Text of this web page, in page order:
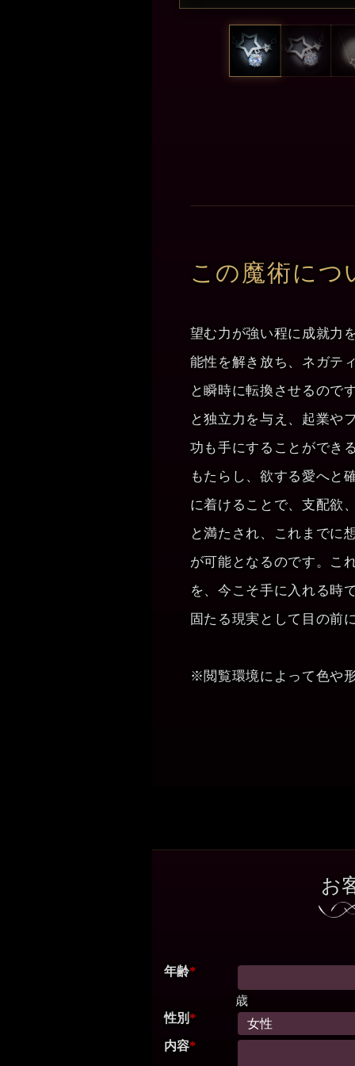
この魔術につ
望む力が強い程に成就力
能性を解き放ち、ネガテ
と瞬時に転換させるので
と独立力を与え、起業や
功も手にすることができ
もたらし、欲する愛へと
に着けることで、支配欲
と満たされ、これまでに
が可能となるのです。こ
を、今こそ手に入れる時
固たる現実として目の前
※閲覧環境によって色や
お
年齢*
歳
性別*
内容*